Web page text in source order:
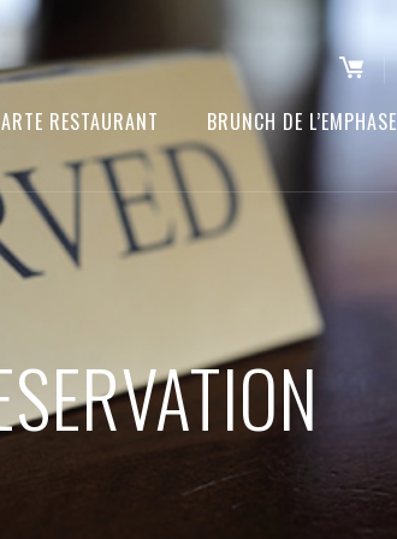
RESTAURANT BRUNCH DE L’EMPHASE